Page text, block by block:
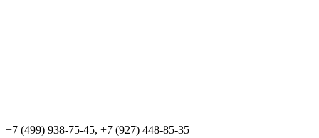
+7 (499) 938-75-45, +7 (927) 448-85-35